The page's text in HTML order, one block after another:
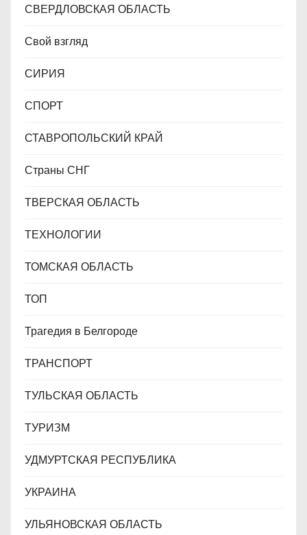
СВЕРДЛОВСКАЯ ОБЛАСТЬ
Свой взгляд
СИРИЯ
СПОРТ
СТАВРОПОЛЬСКИЙ КРАЙ
Страны СНГ
ТВЕРСКАЯ ОБЛАСТЬ
ТЕХНОЛОГИИ
ТОМСКАЯ ОБЛАСТЬ
ТОП
Трагедия в Белгороде
ТРАНСПОРТ
ТУЛЬСКАЯ ОБЛАСТЬ
ТУРИЗМ
УДМУРТСКАЯ РЕСПУБЛИКА
УКРАИНА
УЛЬЯНОВСКАЯ ОБЛАСТЬ